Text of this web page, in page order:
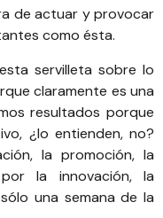
de actuar y provocar
como ésta.
servilleta sobre lo
claramente es una
resultados porque
¿lo entienden, no?
la promoción, la
la innovación, la
una semana de la